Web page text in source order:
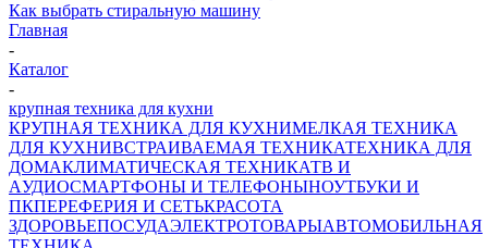
Как выбрать стиральную машину
Главная
-
Каталог
-
крупная техника для кухни
КРУПНАЯ ТЕХНИКА ДЛЯ КУХНИМЕЛКАЯ ТЕХНИКА
ДЛЯ КУХНИВСТРАИВАЕМАЯ ТЕХНИКАТЕХНИКА ДЛЯ
ДОМАКЛИМАТИЧЕСКАЯ ТЕХНИКАТВ И
AУДИОСМАРТФОНЫ И ТЕЛЕФОНЫНОУТБУКИ И
ПКПЕРЕФЕРИЯ И СЕТЬКРАСОТА
ЗДОРОВЬЕПОСУДАЭЛЕКТРОТОВАРЫАВТОМОБИЛЬНАЯ